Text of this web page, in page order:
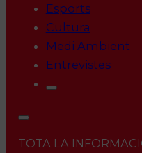
Esports
Cultura
Medi Ambient
Entrevistes
TOTA LA